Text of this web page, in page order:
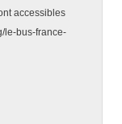
accessibles
le-bus-france-